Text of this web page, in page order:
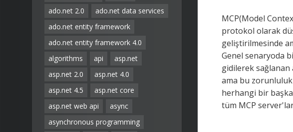
ado.net 2.0
ado.net data services
ado.net entity framework
ado.net entity framework 4.0
algorithms
api
asp.net
asp.net 2.0
asp.net 4.0
asp.net 4.5
asp.net core
asp.net web api
async
asynchronous programming
MCP(Model
protokol olarak
geliştirilmesinde
Genel senaryoda
gidilerek sağlanan
ama bu zorunluluk
herhangi bir
tüm MCP